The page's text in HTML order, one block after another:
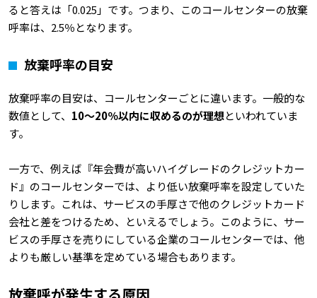
ると答えは「0.025」です。つまり、このコールセンターの放棄
呼率は、2.5％となります。
放棄呼率の目安
放棄呼率の目安は、コールセンターごとに違います。一般的な
数値として、 10～20％以内に収めるのが理想といわれていま
す。
一方で、例えば『年会費が高いハイグレードのクレジットカー
ド』のコールセンターでは、より低い放棄呼率を設定していた
りします。これは、サービスの手厚さで他のクレジットカード
会社と差をつけるため、といえるでしょう。このように、サー
ビスの手厚さを売りにしている企業のコールセンターでは、他
よりも厳しい基準を定めている場合もあります。